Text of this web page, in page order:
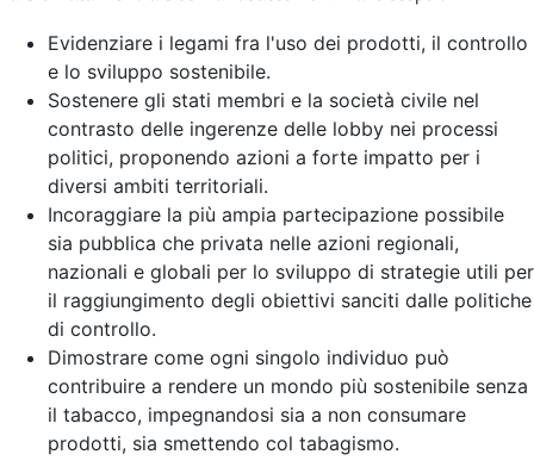
Evidenziare i legami fra l'uso dei prodotti, il controllo
e lo sviluppo sostenibile.
Sostenere gli stati membri e la società civile nel
contrasto delle ingerenze delle lobby nei processi
politici, proponendo azioni a forte impatto per i
diversi ambiti territoriali.
Incoraggiare la più ampia partecipazione possibile
sia pubblica che privata nelle azioni regionali,
nazionali e globali per lo sviluppo di strategie utili per
il raggiungimento degli obiettivi sanciti dalle politiche
di controllo.
Dimostrare come ogni singolo individuo può
contribuire a rendere un mondo più sostenibile senza
il tabacco, impegnandosi sia a non consumare
prodotti, sia smettendo col tabagismo.